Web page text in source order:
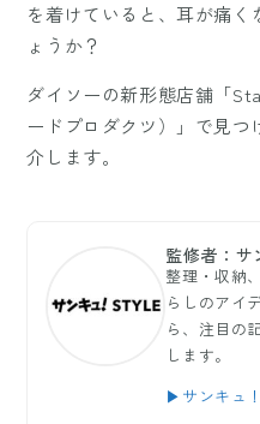
を着けていると、耳が痛く
ょうか？
ダイソーの新形態店舗「
ードプロダクツ）」で見
介します。
監修者：サ
整理・収納
らしのアイ
ら、注目の
します。
▶サンキュ